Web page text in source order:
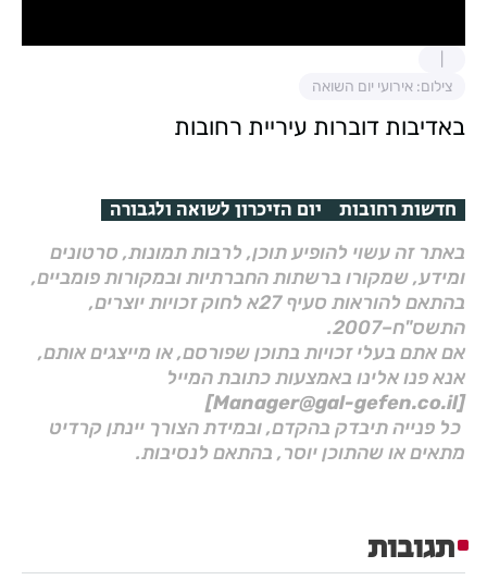
צילום: אירועי יום השואה
באדיבות דוברות עיריית רחובות
חדשות רחובות יום הזיכרון לשואה ולגבורה
באתר זה עשוי להופיע תוכן, לרבות תמונות, סרטונים
ומידע, שמקורו ברשתות החברתיות ובמקורות פומביים,
בהתאם להוראות סעיף 27א לחוק זכויות יוצרים,
התשס"ח–2007.
אם אתם בעלי זכויות בתוכן שפורסם, או מייצגים אותם,
אנא פנו אלינו באמצעות כתובת המייל
[Manager@gal-gefen.co.il]
כל פנייה תיבדק בהקדם, ובמידת הצורך יינתן קרדיט
מתאים או שהתוכן יוסר, בהתאם לנסיבות.
תגובות